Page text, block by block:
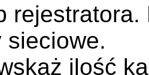
sieciowe.
ilość